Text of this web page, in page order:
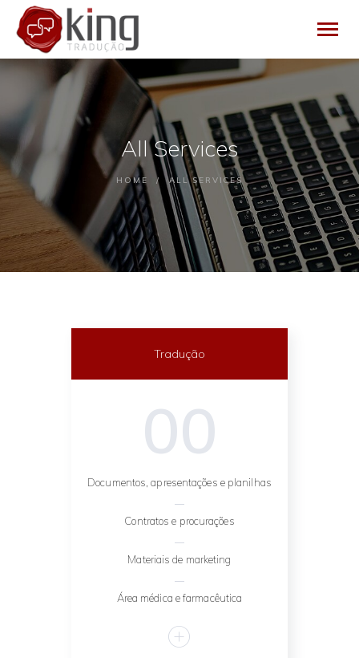
All Services
HOME ALL SERVICES
HOME
EMPRESA
SERVIÇOS
BLOG
CONTATO
Tradução
00
Documentos, apresentações e planilhas
Contratos e procurações
Materiais de marketing
Área médica e farmacêutica